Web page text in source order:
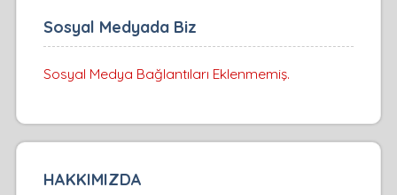
Sosyal Medyada Biz
Sosyal Medya Bağlantıları Eklenmemiş.
HAKKIMIZDA